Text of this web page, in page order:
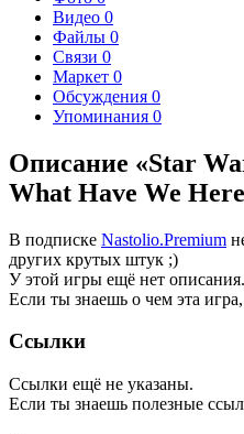
Видео 0
Файлы 0
Связи 0
Маркет 0
Обсуждения 0
Упоминания 0
Описание «Star
What Have We
В подписке Nastolio.Premium
других крутых штук ;)
У этой игры ещё нет описания.
Если ты знаешь о чем эта
Ссылки
Ссылки ещё не указаны.
Если ты знаешь полезные